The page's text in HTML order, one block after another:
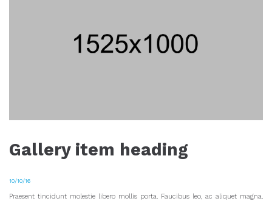
Gallery item heading
10/10/16
Praesent tincidunt molestie libero mollis porta. Faucibus leo, ac aliquet magna.